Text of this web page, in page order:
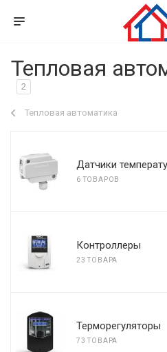
Тепловая
2
Тепловая автоматика
Датчики
6 ТОВАРОВ
Контроллеры
23 ТОВАРА
Терморегуляторы
73 ТОВАРА